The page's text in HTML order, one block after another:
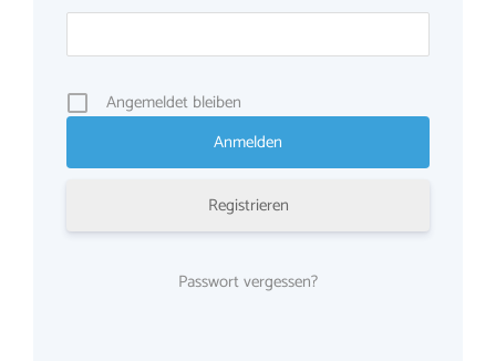
Angemeldet bleiben
Registrieren
Passwort vergessen?